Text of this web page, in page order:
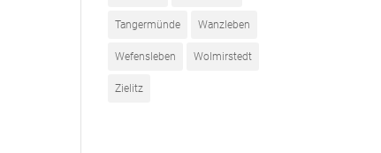
Tangermünde Wanzleben
Wefensleben Wolmirstedt
Zielitz